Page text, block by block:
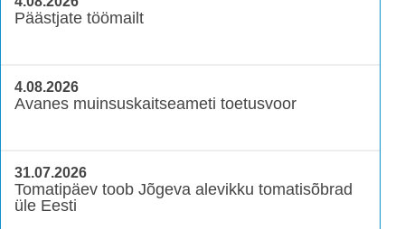
Päästjate töömailt
4.08.2026
Avanes muinsuskaitseameti toetusvoor
31.07.2026
Tomatipäev toob Jõgeva alevikku tomatisõbrad
üle Eesti